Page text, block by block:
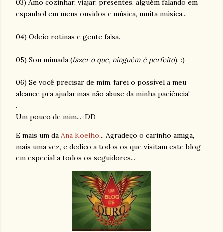
03) Amo cozinhar, viajar, presentes, alguém falando em
espanhol em meus ouvidos e música, muita música...
04) Odeio rotinas e gente falsa.
05) Sou mimada (fazer o que, ninguém é perfeito). :)
06) Se você precisar de mim, farei o possível a meu
alcance pra ajudar,mas não abuse da minha paciência!
.
Um pouco de mim... :DD
E mais um da Ana Koelho... Agradeço o carinho amiga,
mais uma vez, e dedico a todos os que visitam este blog
em especial a todos os seguidores...